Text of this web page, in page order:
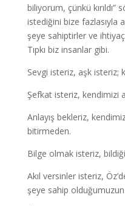
biliyorum, çünkü kırıldı”
istediğini bize fazlasıyla
şeye sahiptirler ve
Tıpkı biz insanlar gibi.
Sevgi isteriz, aşk isteriz;
Şefkat isteriz, kendimizi
Anlayış bekleriz,
bitirmeden.
Bilge olmak isteriz,
Akıl versinler isteriz,
şeye sahip